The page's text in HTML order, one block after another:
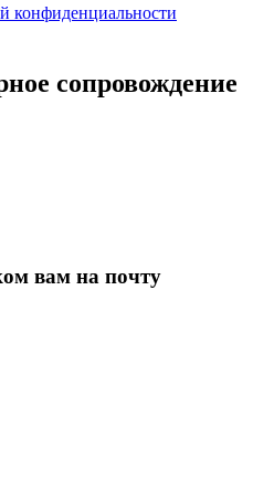
конфиденциальности
сопровождение
вам на почту